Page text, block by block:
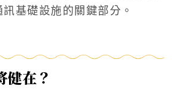
基礎設施的關鍵部分。
在？